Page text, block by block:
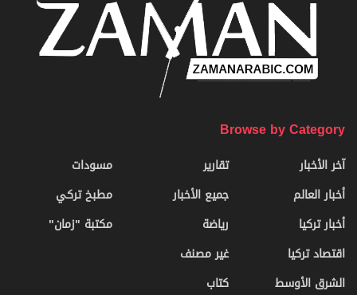
Browse by Category
آخر الأخبار
أخبار العالم
أخبار تركيا
اقتصاد تركيا
الشرق الأوسط
تقارير
جميع الأخبار
رياضة
غير مصنف
كتاب
مسودات
مطبخ تركي
مكتبة "زمان"